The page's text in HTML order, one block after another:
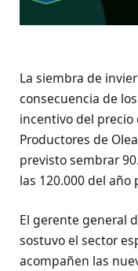
La siembra de
consecuencia de
incentivo del precio
Productores de
previsto sembrar
las 120.000 del año
El gerente general
sostuvo el sector
acompañen las